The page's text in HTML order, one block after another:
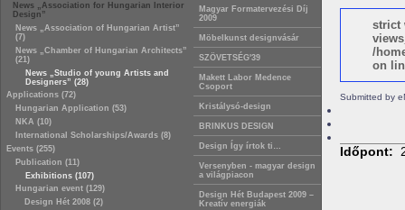
News „Association for Hungarian Interior
Design”
News „Association of Hungarian Artist”
(7)
News „Chamber of Hungarian Architects”
(21)
News „Studio of young Artists and
Designers” (28)
Applications (72)
Hungarian Application (53)
NKA (10)
International Scholarships/Awards (8)
Events (255)
Publication (11)
Exhibitions (107)
Hungarian event (129)
Design Hét 2008 (2)
Magyar Formatervezési Díj
2009
Möbelkunst designvásár
SZÖVETSÉG'39
Makett Labor Medence
Csoport
Kristálysó-design
BRINKUS DESIGN
Design Így írtok ti…
Versenyben - magyar design
a világpiacon
Design Hét Budapest 2009 –
Kreatív energiák
strict
/
on
Submitted by
Időpont: